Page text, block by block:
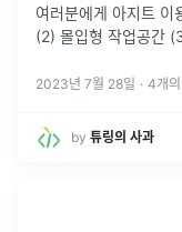
여러분에게 아지트 이용 방법
(2) 몰입형 작업공간
2023년 7월 28일 · 4개
by 튜링의 사과